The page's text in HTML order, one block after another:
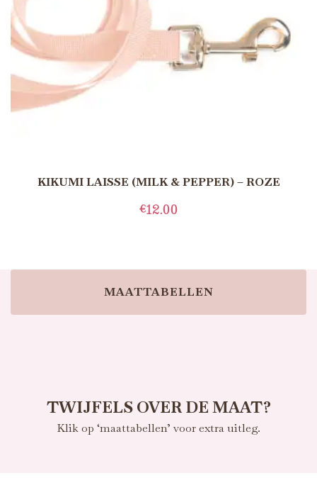
KIKUMI LAISSE (MILK & PEPPER) – ROZE
€12.00
MAATTABELLEN
TWIJFELS OVER DE MAAT?
Klik op ‘maattabellen’ voor extra uitleg.